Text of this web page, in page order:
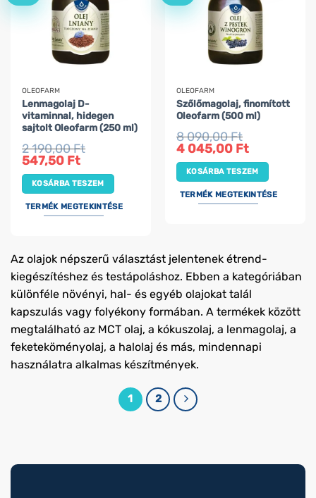
OLEOFARM
Lenmagolaj D-
vitaminnal, hidegen
sajtolt Oleofarm (250 ml)
2 190,00Ft
Original
price
was:
190,00 Ft.
547,50 FtCurrent
price
is:
547,50 Ft.
KOSÁRBA TESZEM
TERMÉK MEGTEKINTÉSE
OLEOFARM
Szőlőmagolaj, finomított
Oleofarm (500 ml)
8 090,00Ft
Original
price
was:
090,00 Ft.
4 045,00 FtCurrent
price
is:
4
045,00 Ft.
KOSÁRBA TESZEM
TERMÉK MEGTEKINTÉSE
Az olajok népszerű választást jelentenek étrend-
kiegészítéshez és testápoláshoz. Ebben a kategóriában
különféle növényi, hal- és egyéb olajokat talál
kapszulás vagy folyékony formában. A termékek között
megtalálható az MCT olaj, a kókuszolaj, a lenmagolaj, a
feketeköményolaj, a halolaj és más, mindennapi
használatra alkalmas készítmények.
1 2